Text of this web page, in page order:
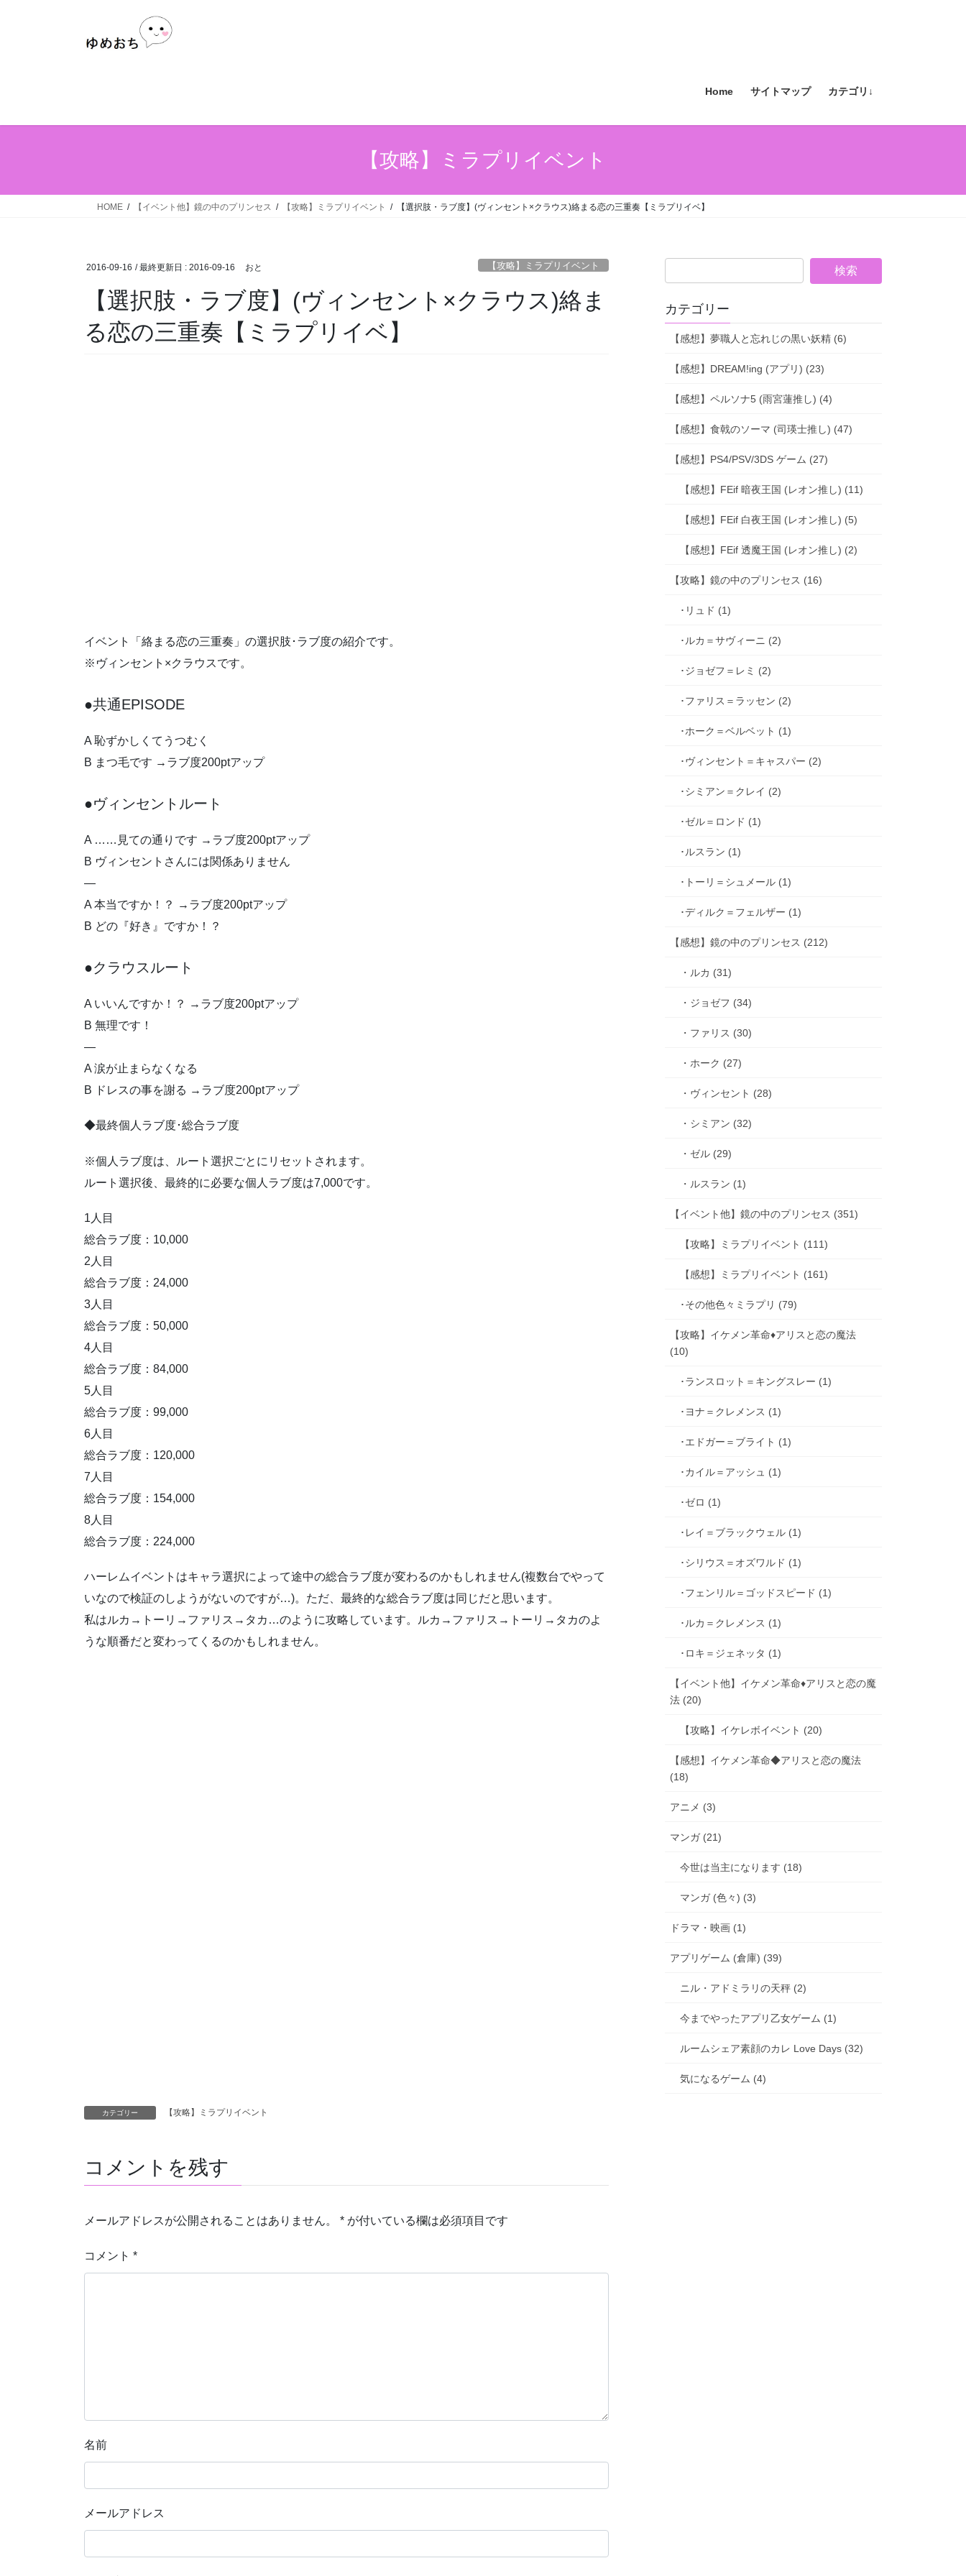
Home サイトマップ カテゴリ↓
【攻略】ミラプリイベント
HOME 【イベント他】鏡の中のプリンセス 【攻略】ミラプリイベント 【選択肢・ラブ度】(ヴィンセント×クラウス)絡まる恋の三重奏【ミラプリイベ】
2016-09-16 / 最終更新日 : 2016-09-16 おと 【攻略】ミラプリイベント
【選択肢・ラブ度】(ヴィンセント×クラウス)絡ま
る恋の三重奏【ミラプリイベ】
イベント「絡まる恋の三重奏」の選択肢･ラブ度の紹介です。
※ヴィンセント×クラウスです。
●共通EPISODE
A 恥ずかしくてうつむく
B まつ毛です →ラブ度200ptアップ
●ヴィンセントルート
A ……見ての通りです →ラブ度200ptアップ
B ヴィンセントさんには関係ありません
—
A 本当ですか！？ →ラブ度200ptアップ
B どの『好き』ですか！？
●クラウスルート
A いいんですか！？ →ラブ度200ptアップ
B 無理です！
—
A 涙が止まらなくなる
B ドレスの事を謝る →ラブ度200ptアップ
◆最終個人ラブ度･総合ラブ度
※個人ラブ度は、ルート選択ごとにリセットされます。
ルート選択後、最終的に必要な個人ラブ度は7,000です。
1人目
総合ラブ度：10,000
2人目
総合ラブ度：24,000
3人目
総合ラブ度：50,000
4人目
総合ラブ度：84,000
5人目
総合ラブ度：99,000
6人目
総合ラブ度：120,000
7人目
総合ラブ度：154,000
8人目
総合ラブ度：224,000
ハーレムイベントはキャラ選択によって途中の総合ラブ度が変わるのかもしれません(複数台でやって
いなので検証のしようがないのですが…)。ただ、最終的な総合ラブ度は同じだと思います。
私はルカ→トーリ→ファリス→タカ…のように攻略しています。ルカ→ファリス→トーリ→タカのよ
うな順番だと変わってくるのかもしれません。
カテゴリー 【攻略】ミラプリイベント
コメントを残す
メールアドレスが公開されることはありません。 * が付いている欄は必須項目です
コメント *
名前
メールアドレス
カテゴリー
【感想】夢職人と忘れじの黒い妖精 (6)
【感想】DREAM!ing (アプリ) (23)
【感想】ペルソナ5 (雨宮蓮推し) (4)
【感想】食戟のソーマ (司瑛士推し) (47)
【感想】PS4/PSV/3DS ゲーム (27)
【感想】FEif 暗夜王国 (レオン推し) (11)
【感想】FEif 白夜王国 (レオン推し) (5)
【感想】FEif 透魔王国 (レオン推し) (2)
【攻略】鏡の中のプリンセス (16)
･リュド (1)
･ルカ＝サヴィーニ (2)
･ジョゼフ＝レミ (2)
･ファリス＝ラッセン (2)
･ホーク＝ベルベット (1)
･ヴィンセント＝キャスパー (2)
･シミアン＝クレイ (2)
･ゼル＝ロンド (1)
･ルスラン (1)
･トーリ＝シュメール (1)
･ディルク＝フェルザー (1)
【感想】鏡の中のプリンセス (212)
・ルカ (31)
・ジョゼフ (34)
・ファリス (30)
・ホーク (27)
・ヴィンセント (28)
・シミアン (32)
・ゼル (29)
・ルスラン (1)
【イベント他】鏡の中のプリンセス (351)
【攻略】ミラプリイベント (111)
【感想】ミラプリイベント (161)
･その他色々ミラプリ (79)
【攻略】イケメン革命♦アリスと恋の魔法
(10)
･ランスロット＝キングスレー (1)
･ヨナ＝クレメンス (1)
･エドガー＝ブライト (1)
･カイル＝アッシュ (1)
･ゼロ (1)
･レイ＝ブラックウェル (1)
･シリウス＝オズワルド (1)
･フェンリル＝ゴッドスピード (1)
･ルカ＝クレメンス (1)
･ロキ＝ジェネッタ (1)
【イベント他】イケメン革命♦アリスと恋の魔
法 (20)
【攻略】イケレボイベント (20)
【感想】イケメン革命◆アリスと恋の魔法
(18)
アニメ (3)
マンガ (21)
今世は当主になります (18)
マンガ (色々) (3)
ドラマ・映画 (1)
アプリゲーム (倉庫) (39)
ニル・アドミラリの天秤 (2)
今までやったアプリ乙女ゲーム (1)
ルームシェア素顔のカレ Love Days (32)
気になるゲーム (4)